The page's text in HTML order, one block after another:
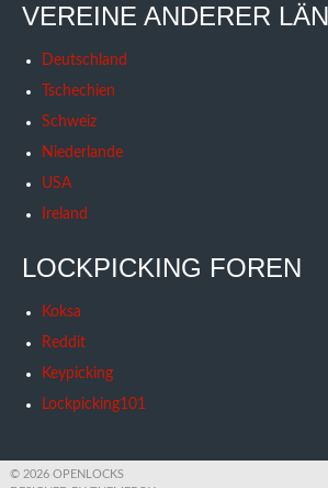
VEREINE ANDERER
Deutschland
Tschechien
Schweiz
Niederlande
USA
Ireland
LOCKPICKING FOREN
Koksa
Reddit
Keypicking
Lockpicking101
© 2026 OPENLOCKS